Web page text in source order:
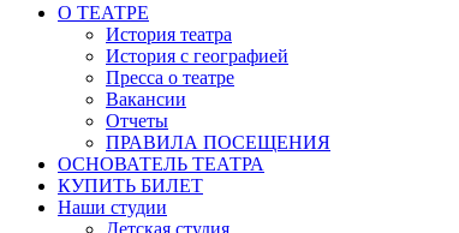
О ТЕАТРЕ
История театра
История с географией
Пресса о театре
Вакансии
Отчеты
ПРАВИЛА ПОСЕЩЕНИЯ
ОСНОВАТЕЛЬ ТЕАТРА
КУПИТЬ БИЛЕТ
Наши студии
Детская студия